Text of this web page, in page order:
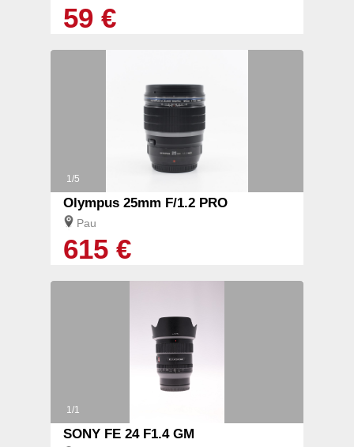
59 €
1/5
Olympus 25mm F/1.2 PRO
Pau
615 €
1/1
SONY FE 24 F1.4 GM